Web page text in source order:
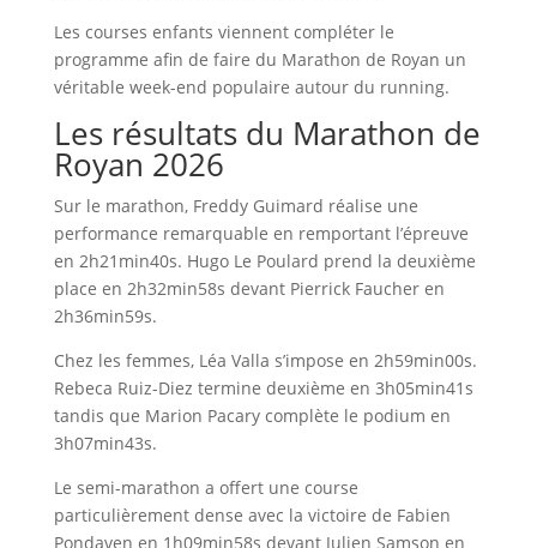
Les courses enfants viennent compléter le
programme afin de faire du Marathon de Royan un
véritable week-end populaire autour du running.
Les résultats du Marathon de
Royan 2026
Sur le marathon, Freddy Guimard réalise une
performance remarquable en remportant l’épreuve
en 2h21min40s. Hugo Le Poulard prend la deuxième
place en 2h32min58s devant Pierrick Faucher en
2h36min59s.
Chez les femmes, Léa Valla s’impose en 2h59min00s.
Rebeca Ruiz-Diez termine deuxième en 3h05min41s
tandis que Marion Pacary complète le podium en
3h07min43s.
Le semi-marathon a offert une course
particulièrement dense avec la victoire de Fabien
Pondaven en 1h09min58s devant Julien Samson en